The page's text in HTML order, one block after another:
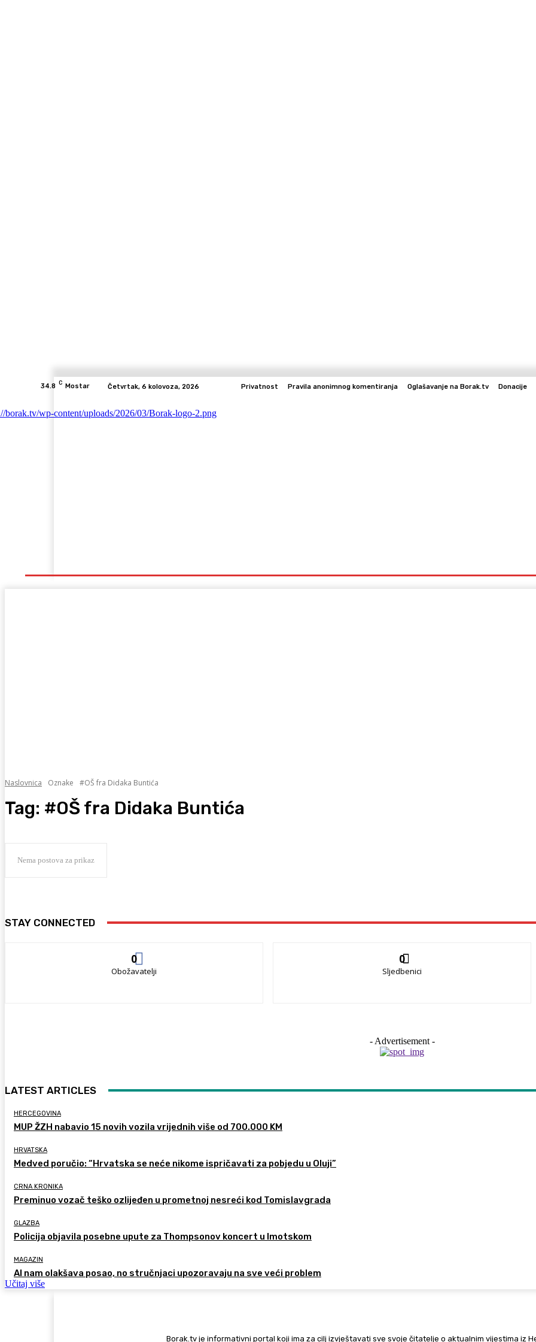
34.8 C Mostar Četvrtak, 6 kolovoza, 2026 Privatnost Pravila anonimnog komentiranja Oglašavanje na Borak.tv Donacije
Naslovnica Oznake #OŠ fra Didaka Buntića
Tag: #OŠ fra Didaka Buntića
Nema postova za prikaz
STAY CONNECTED
0
Obožavatelji
0
Sljedbenici
- Advertisement -
LATEST ARTICLES
HERCEGOVINA
MUP ŽZH nabavio 15 novih vozila vrijednih više od 700.000 KM
HRVATSKA
Medved poručio: “Hrvatska se neće nikome ispričavati za pobjedu u Oluji”
CRNA KRONIKA
Preminuo vozač teško ozlijeđen u prometnoj nesreći kod Tomislavgrada
GLAZBA
Policija objavila posebne upute za Thompsonov koncert u Imotskom
MAGAZIN
AI nam olakšava posao, no stručnjaci upozoravaju na sve veći problem
Učitaj više
Borak.tv je informativni portal koji ima za cilj izvještavati sve svoje čitatelje o aktualnim vijestima iz